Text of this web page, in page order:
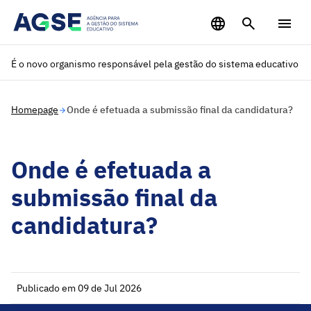
É o novo organismo responsável pela gestão do sistema educativo
Homepage Onde é efetuada a submissão final da candidatura?
Onde é efetuada a
submissão final da
candidatura?
Publicado em 09 de Jul 2026